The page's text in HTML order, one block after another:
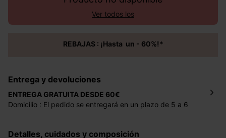
Ver todos los
REBAJAS : ¡Hasta un - 60%!*
Entrega y devoluciones
ENTREGA GRATUITA DESDE 60€
Domicilio : El pedido se entregará en un plazo de 5 a 6
Mondial Relay : El pedido se entregará en un plazo de 5
Detalles, cuidados y composición